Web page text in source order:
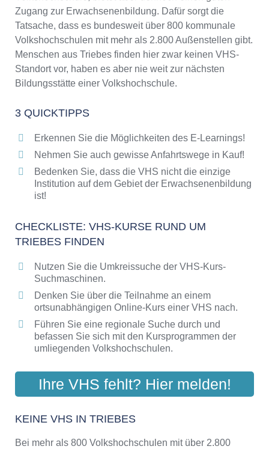
Online-Kurse: Pro und Contra
Online-Kurse als alternative Angebote zu
VHS-Kursen
Die VHS als Inbegriff der Erwachsenenbildung
Das bundesweite Netzwerk der
Volkshochschulen
Checkliste: So erkennen Sie gute
Zugang zur Erwachsenenbildung. Dafür sorgt die
Tatsache, dass es bundesweit über 800 kommunale
Volkshochschulen mit mehr als 2.800 Außenstellen gibt.
Menschen aus Triebes finden hier zwar keinen VHS-
Standort vor, haben es aber nie weit zur nächsten
Bildungsstätte einer Volkshochschule.
3 QUICKTIPPS
Erkennen Sie die Möglichkeiten des E-Learnings!
Nehmen Sie auch gewisse Anfahrtswege in Kauf!
Bedenken Sie, dass die VHS nicht die einzige
Institution auf dem Gebiet der Erwachsenenbildung
ist!
CHECKLISTE: VHS-KURSE RUND UM
TRIEBES FINDEN
Nutzen Sie die Umkreissuche der VHS-Kurs-
Suchmaschinen.
Denken Sie über die Teilnahme an einem
ortsunabhängigen Online-Kurs einer VHS nach.
Führen Sie eine regionale Suche durch und
befassen Sie sich mit den Kursprogrammen der
umliegenden Volkshochschulen.
Ihre VHS fehlt? Hier melden!
KEINE VHS IN TRIEBES
Bei mehr als 800 Volkshochschulen mit über 2.800